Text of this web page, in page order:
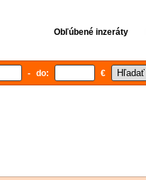
Obľúbené inzeráty
- do: €